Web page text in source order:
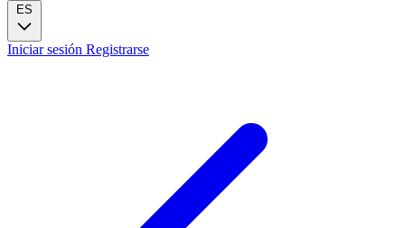
ES
Iniciar sesión Registrarse